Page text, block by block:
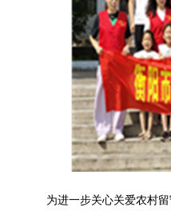
为进一步关心关爱农村